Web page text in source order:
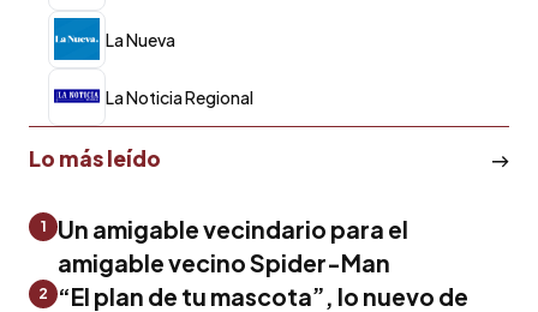
La Nueva
La Noticia Regional
Lo más leído
1
Un amigable vecindario para el
amigable vecino Spider-Man
2
“El plan de tu mascota”, lo nuevo de